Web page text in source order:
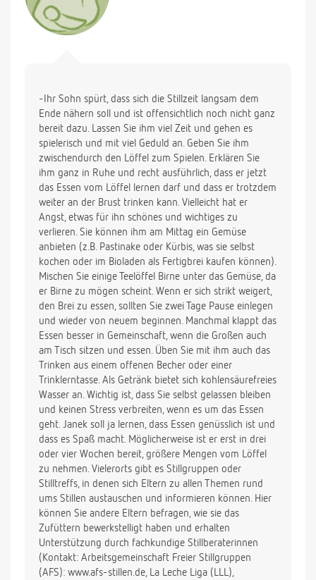
-Ihr Sohn spürt, dass sich die Stillzeit langsam dem
Ende nähern soll und ist offensichtlich noch nicht ganz
bereit dazu. Lassen Sie ihm viel Zeit und gehen es
spielerisch und mit viel Geduld an. Geben Sie ihm
zwischendurch den Löffel zum Spielen. Erklären Sie
ihm ganz in Ruhe und recht ausführlich, dass er jetzt
das Essen vom Löffel lernen darf und dass er trotzdem
weiter an der Brust trinken kann. Vielleicht hat er
Angst, etwas für ihn schönes und wichtiges zu
verlieren. Sie können ihm am Mittag ein Gemüse
anbieten (z.B. Pastinake oder Kürbis, was sie selbst
kochen oder im Bioladen als Fertigbrei kaufen können).
Mischen Sie einige Teelöffel Birne unter das Gemüse, da
er Birne zu mögen scheint. Wenn er sich strikt weigert,
den Brei zu essen, sollten Sie zwei Tage Pause einlegen
und wieder von neuem beginnen. Manchmal klappt das
Essen besser in Gemeinschaft, wenn die Großen auch
am Tisch sitzen und essen. Üben Sie mit ihm auch das
Trinken aus einem offenen Becher oder einer
Trinklerntasse. Als Getränk bietet sich kohlensäurefreies
Wasser an. Wichtig ist, dass Sie selbst gelassen bleiben
und keinen Stress verbreiten, wenn es um das Essen
geht. Janek soll ja lernen, dass Essen genüsslich ist und
dass es Spaß macht. Möglicherweise ist er erst in drei
oder vier Wochen bereit, größere Mengen vom Löffel
zu nehmen. Vielerorts gibt es Stillgruppen oder
Stilltreffs, in denen sich Eltern zu allen Themen rund
ums Stillen austauschen und informieren können. Hier
können Sie andere Eltern befragen, wie sie das
Zufüttern bewerkstelligt haben und erhalten
Unterstützung durch fachkundige Stillberaterinnen
(Kontakt: Arbeitsgemeinschaft Freier Stillgruppen
(AFS): www.afs-stillen.de, La Leche Liga (LLL),